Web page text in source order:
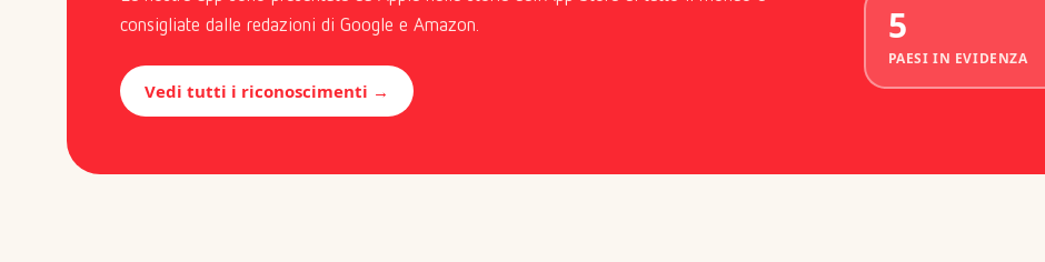
consigliate dalle redazioni di Google e Amazon.
Vedi tutti i riconoscimenti →
5
PAESI IN EVIDENZA